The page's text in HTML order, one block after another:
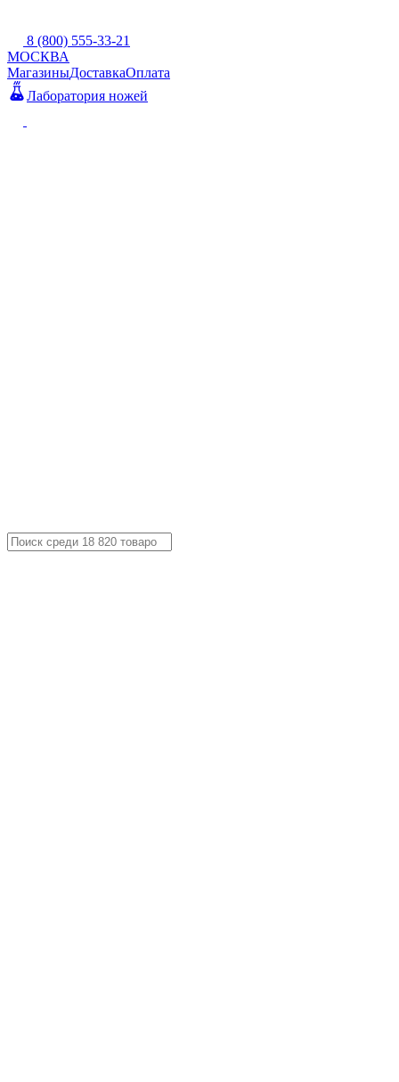
8 (800) 555-33-21
МОСКВА
МагазиныДоставкаОплата
Лаборатория ножей